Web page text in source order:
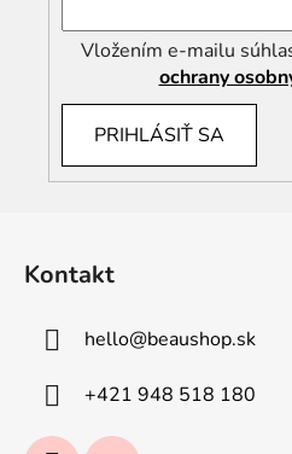
Vložením e-mailu
ochrany
PRIHLÁSIŤ SA
Kontakt
hello@beaushop.sk
+421 948 518 180